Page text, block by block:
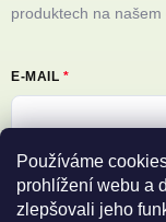
Používáme
prohlížení webu a
zlepšovali jeho
produktech na našem
E-MAIL
Vložením e-mailu